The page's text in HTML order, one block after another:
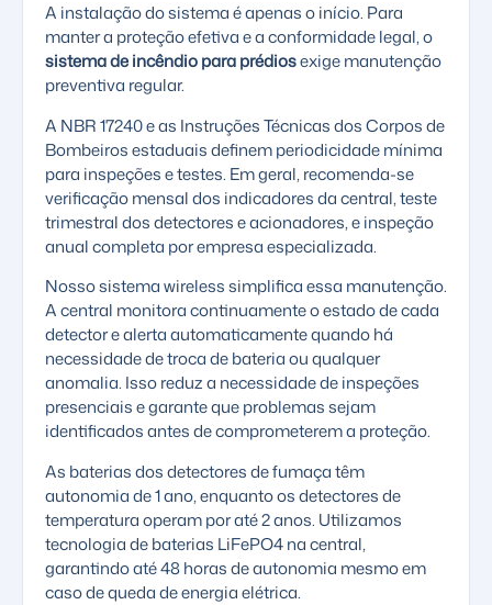
A instalação do sistema é apenas o início. Para
manter a proteção efetiva e a conformidade legal, o
sistema de incêndio para prédiosexigemanutenção
preventiva regular.
A NBR 17240 e as Instruções Técnicas dos Corpos de
Bombeiros estaduais definem periodicidade mínima
para inspeções e testes. Em geral, recomenda-se
verificação mensal dos indicadores da central, teste
trimestral dos detectores e acionadores, e inspeção
anual completa por empresa especializada.
Nosso sistema wireless simplifica essa manutenção.
A central monitora continuamente o estado de cada
detector e alerta automaticamente quando há
necessidade de troca de bateria ou qualquer
anomalia. Isso reduz a necessidade de inspeções
presenciais e garante que problemas sejam
identificados antes de comprometerem a proteção.
As baterias dos detectores de fumaça têm
autonomia de 1 ano, enquanto os detectores de
temperatura operam por até 2 anos. Utilizamos
tecnologia debaterias LiFePO4na central,
garantindo até 48 horas de autonomia mesmo em
caso de queda de energia elétrica.